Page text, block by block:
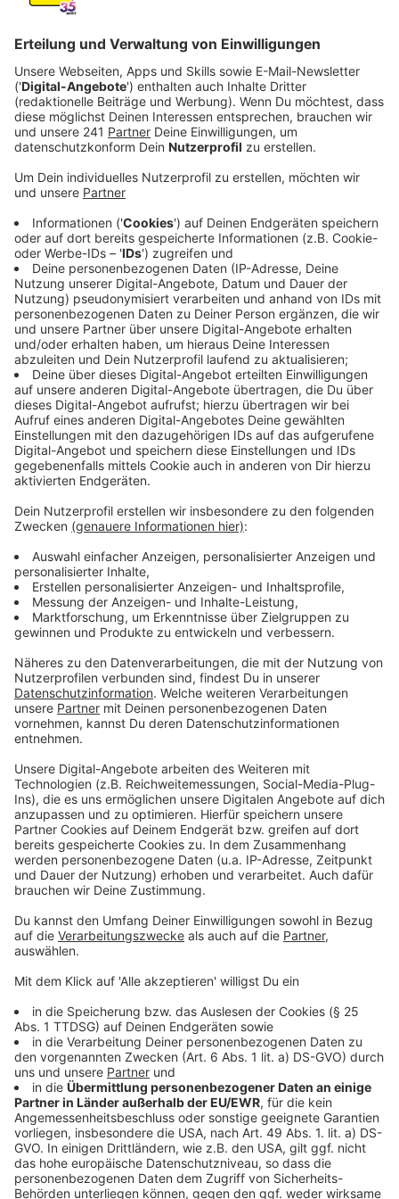
Auf "All Stand Together" hat er sich mit Künstlern wie
James Arthur, Tom Gregory und Netsky zusammen
getan und so eine Kombination aus Genres
geschaffen: Von House- und Tropical-Sounds über
Gesangsdarbietungen bis hin zu tanzbaren Hymnen -
charakteristischste Album von Lost Frequencies. "All
Stand Together" bildet den Abschluss eines starken
Jahres für den belgischen Superstar. Neben dem
Erfolg seiner Songs in den Charts mit Doppel-Platin
Hits wie "Where Are You Now" mit Calum Scott bis hin
zum Nummer-Eins-Hit "The Feeling" kann er auch auf
ein beeindruckendes Live-Jahr zurückblicken. "Mein
nächstes Album ist als Momentaufnahme zu
verstehen. Einige der Tracks werdet ihr
wiedererkennen und hoffentlich schon dazu getanzt
haben, bei anderen freue ich mich darauf, dass sie ein
weiterer Teil des Kapitels für euch und mich werden.
Auf dem Album möchte ich euch auf eine Reise durch
all die Klänge mitnehmen, die den Lost Frequencies-
Sound ausmachen", verspricht der DJ. Wie das Album
klingt? Hört doch einfach mal rein.
Anzeige
Zustimmung, um den YouTube
Video-Service zu laden!
Wir verwenden einen Service eines
Drittanbieters, um Videoinhalte
einzubetten. Dieser Service kann
Daten zu Ihren Aktivitäten
sammeln. Bitte lesen Sie die
Details durch und stimmen Sie der
Nutzung des Service zu, um dieses
Akzeptieren
powered byUsercentrics Consent
Management Platform
"The Feeling" - die neue Single von EDM-DJ Lost
Frequencies.
Anzeige